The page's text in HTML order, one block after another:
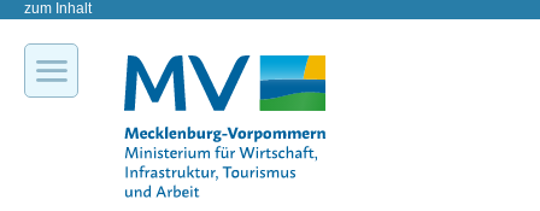
zum Inhalt